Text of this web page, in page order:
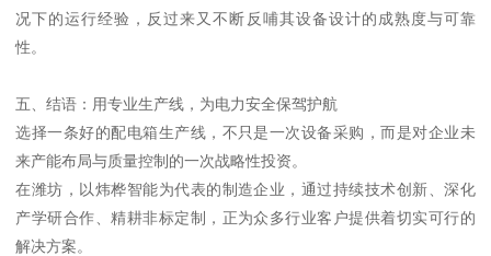
况下的运行经验，反过来又不断反哺其设备设计的成熟度与可靠
性。
五、结语：用专业生产线，为电力安全保驾护航
选择一条好的配电箱生产线，不只是一次设备采购，而是对企业未
来产能布局与质量控制的一次战略性投资。
在潍坊，以炜桦智能为代表的制造企业，通过持续技术创新、深化
产学研合作、精耕非标定制，正为众多行业客户提供着切实可行的
解决方案。